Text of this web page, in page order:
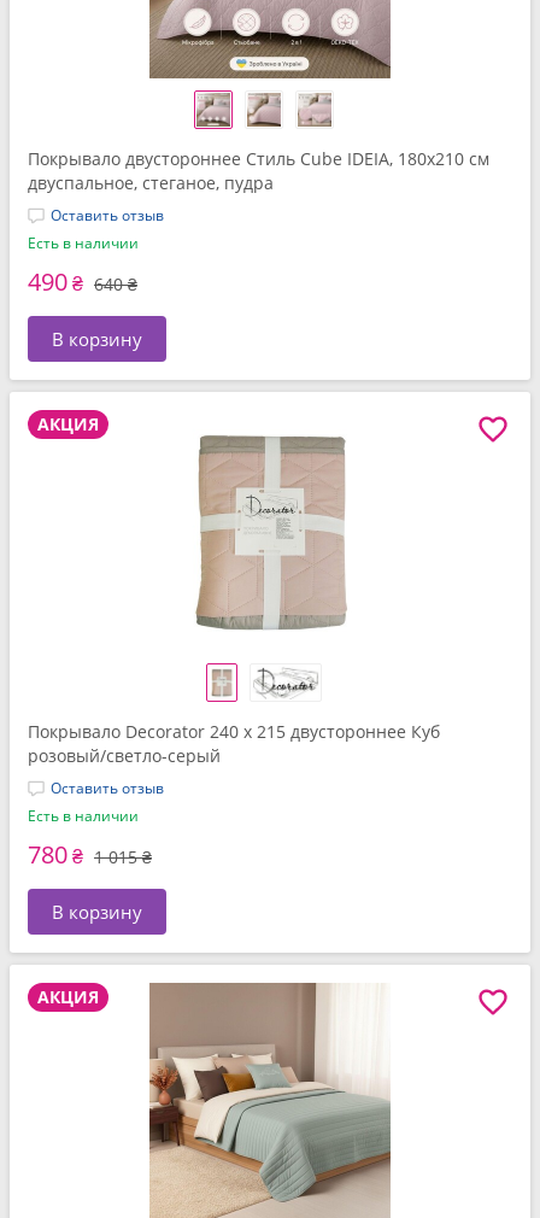
Покрывало двустороннее Стиль Cube IDEIA, 180x210 см
двуспальное, стеганое, пудра
Оставить отзыв
Есть в наличии
490₴ 640 ₴
В корзину
АКЦИЯ
Покрывало Decorator 240 x 215 двустороннее Куб
розовый/светло-серый
Оставить отзыв
Есть в наличии
780₴ 1 015 ₴
В корзину
АКЦИЯ